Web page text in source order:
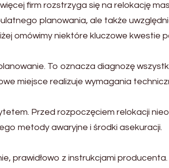
firm rozstrzyga się na relokację
planowania, ale także
omówimy niektóre kluczowe kwestie
To oznacza diagnozę
miejsce realizuje wymagania
Przed rozpoczęciem relokacji
metody awaryjne i środki asekuracji.
prawidłowo z instrukcjami